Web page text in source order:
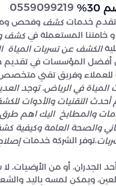
تقدم خدمات كشف وفحص
و خامتنا المستعملة في كشف
الكشف عن تسربات المياة
أفضل المؤسسات في تقديم
للعملاء وفريق تقني
المياة في الرياض، توجد
التقنيات والأدوات
والمطابخ اليك اهم
والصحة العامة وكيفية
،توفر الشركة خدمات
أو من الأرضيات، لا
ويمكن لمسه باليد